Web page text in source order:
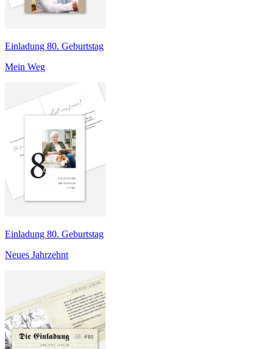
Einladung 80. Geburtstag
Mein Weg
Einladung 80. Geburtstag
Neues Jahrzehnt